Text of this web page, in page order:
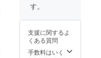
す。
支援に関するよ
くある質問
手数料はいく